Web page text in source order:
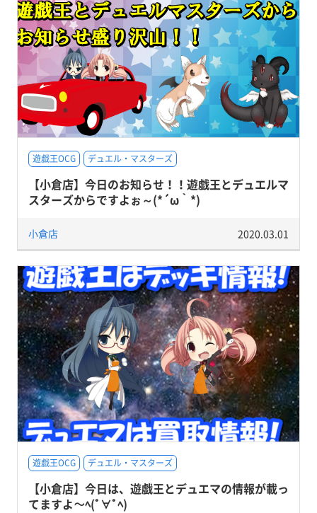
遊戯王OCG デュエル・マスターズ
【小倉店】今日のお知らせ！！遊戯王とデュエルマ
スターズからですよぉ～(*´ω｀*)
小倉店 2020.03.01
遊戯王OCG デュエル・マスターズ
【小倉店】今日は、遊戯王とデュエマの情報が載っ
てますよ～ﾍ(ﾟ∀ﾟﾍ)